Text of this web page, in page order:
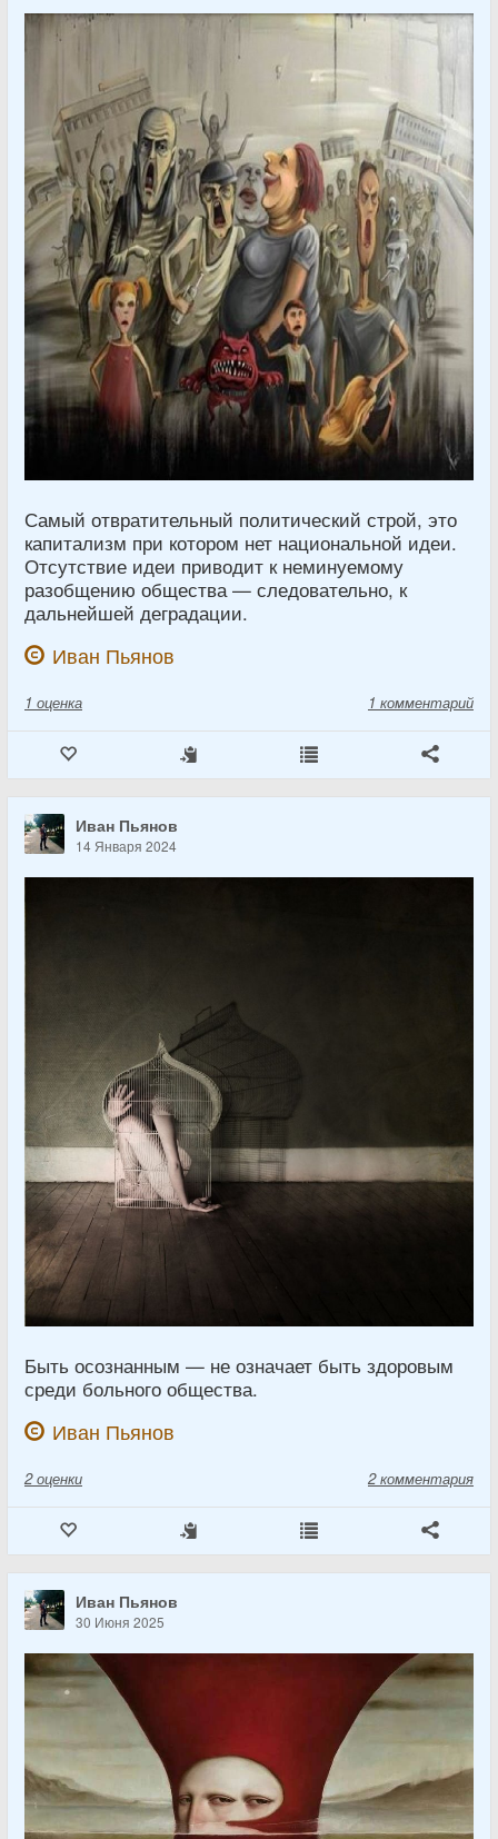
Самый отвратительный политический строй, это
капитализм при котором нет национальной идеи.
Отсутствие идеи приводит к неминуемому
разобщению общества — следовательно, к
дальнейшей деградации.
Иван Пьянов
1 оценка 1 комментарий
Иван Пьянов
14 Января 2024
Быть осознанным — не означает быть здоровым
среди больного общества.
Иван Пьянов
2 оценки 2 комментария
Иван Пьянов
30 Июня 2025